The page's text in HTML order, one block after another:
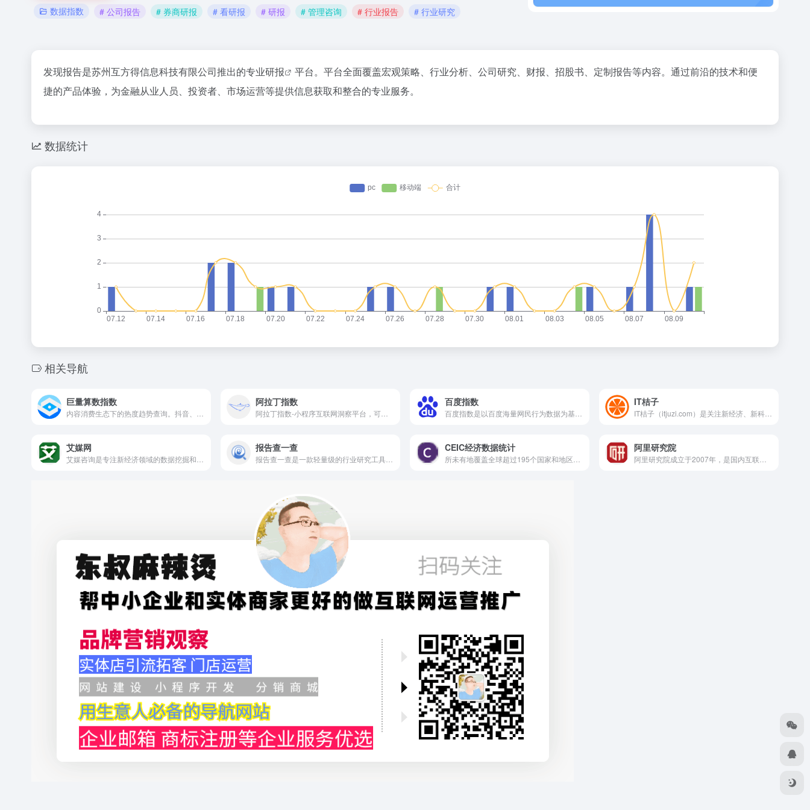
数据指数 # 公司报告 # 券商研报 # 看研报 # 研报 # 管理咨询 # 行业报告 # 行业研究
发现报告是苏州互方得信息科技有限公司推出的专业研报
平台。平台全面覆盖宏观策略、行业分析、公司研究、财报、招股书、定制报告等内容。通过前沿的技术和便
捷的产品体验，为金融从业人员、投资者、市场运营等提供信息获取和整合的专业服务。
数据统计
相关导航
巨量算数指数 阿拉丁指数 百度指数 IT桔子
艾媒网 报告查一查 CEIC经济数据统计 阿里研究院